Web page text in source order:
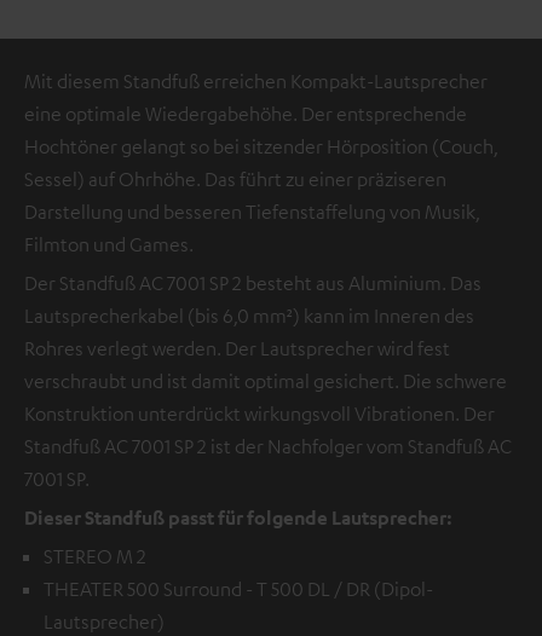
Mit diesem Standfuß erreichen Kompakt-Lautsprecher
eine optimale Wiedergabehöhe. Der entsprechende
Hochtöner gelangt so bei sitzender Hörposition (Couch,
Sessel) auf Ohrhöhe. Das führt zu einer präziseren
Darstellung und besseren Tiefenstaffelung von Musik,
Filmton und Games.
Der Standfuß AC 7001 SP 2 besteht aus Aluminium. Das
Lautsprecherkabel (bis 6,0 mm²) kann im Inneren des
Rohres verlegt werden. Der Lautsprecher wird fest
verschraubt und ist damit optimal gesichert. Die schwere
Konstruktion unterdrückt wirkungsvoll Vibrationen. Der
Standfuß AC 7001 SP 2 ist der Nachfolger vom Standfuß AC
7001 SP.
Dieser Standfuß passt für folgende Lautsprecher:
STEREO M 2
THEATER 500 Surround - T 500 DL / DR (Dipol-
Lautsprecher)